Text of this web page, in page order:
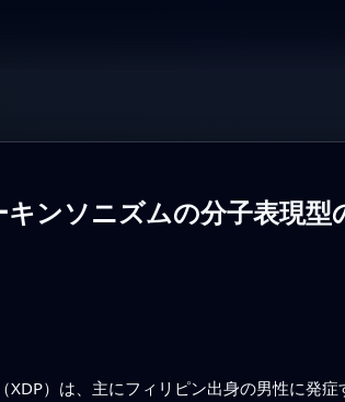
ンソニズムの分子表現
XDP）は、主にフィリピン出身の男性に発